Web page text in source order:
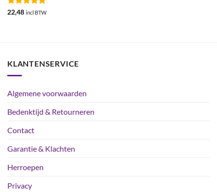
Gewaardeerd
22,48 incl BTW
KLANTENSERVICE
Algemene voorwaarden
Bedenktijd & Retourneren
Contact
Garantie & Klachten
Herroepen
Privacy